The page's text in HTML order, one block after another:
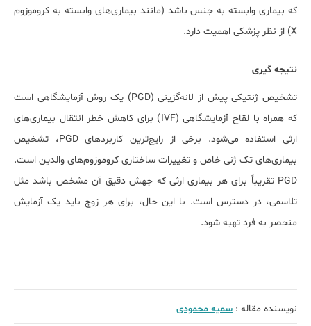
که بیماری وابسته به جنس باشد (مانند بیماری‌های وابسته به کروموزوم
X) از نظر پزشکی اهمیت دارد.
نتیجه گیری
تشخیص ژنتیکی پیش از لانه‌گزینی (PGD) یک روش آزمایشگاهی است
که همراه با لقاح آزمایشگاهی (IVF) برای کاهش خطر انتقال بیماری‌های
ارثی استفاده می‌شود. برخی از رایج‌ترین کاربردهای PGD، تشخیص
بیماری‌های تک ژنی خاص و تغییرات ساختاری کروموزوم‌های والدین است.
PGD تقریباً برای هر بیماری ارثی که جهش دقیق آن مشخص باشد مثل
تلاسمی، در دسترس است. با این حال، برای هر زوج باید یک آزمایش
منحصر به فرد تهیه شود.
نویسنده مقاله : سمیه محمودی